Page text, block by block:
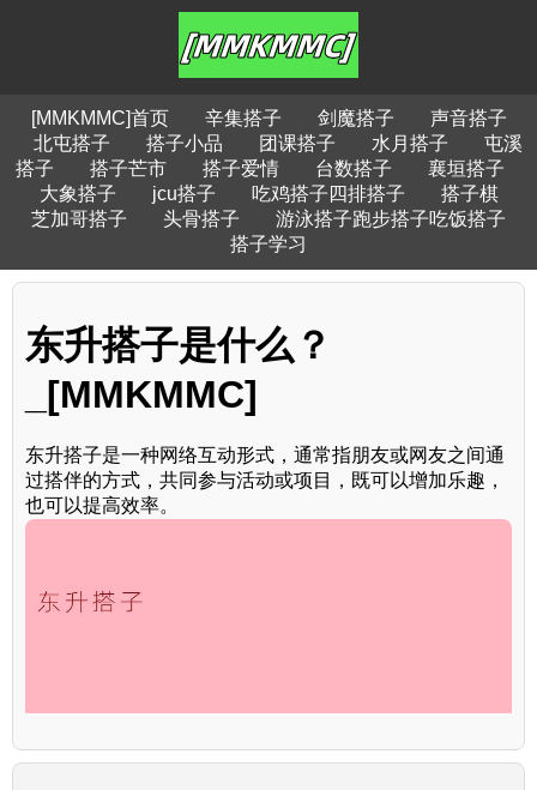
[MMKMMC]首页 辛集搭子 剑魔搭子
声音搭子
北屯搭子
搭子小品 团课搭子 水月搭子
屯溪
搭子
搭子芒市 搭子爱情 台数搭子
襄垣搭子
大象搭子
jcu搭子 吃鸡搭子四排搭子
搭子棋
芝加哥搭子
头骨搭子
游泳搭子跑步搭子吃饭搭子
搭子学习
东升搭子是什么？
_[MMKMMC]
东升搭子是一种网络互动形式，通常指朋友或网友之间通
过搭伴的方式，共同参与活动或项目，既可以增加乐趣，
也可以提高效率。